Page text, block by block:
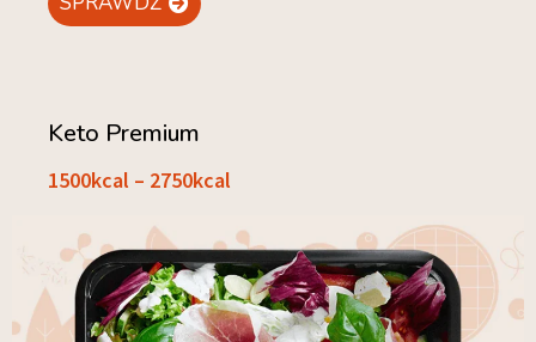
Keto Premium
1500kcal – 2750kcal